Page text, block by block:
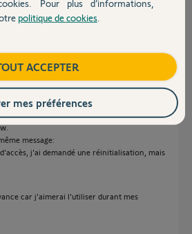
maison, nous sommes équipés d'un système
message:
j'ai demandé une réinitialisation, mais
car j'aimerai l'utiliser durant mes
Pour plus d’informations,
politique de cookies
ACCEPTER
mes préférences